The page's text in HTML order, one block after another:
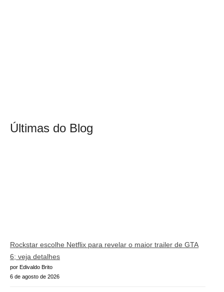
Últimas do Blog
Rockstar escolhe Netflix para revelar o maior trailer de GTA
6; veja detalhes
por Edivaldo Brito
6 de agosto de 2026